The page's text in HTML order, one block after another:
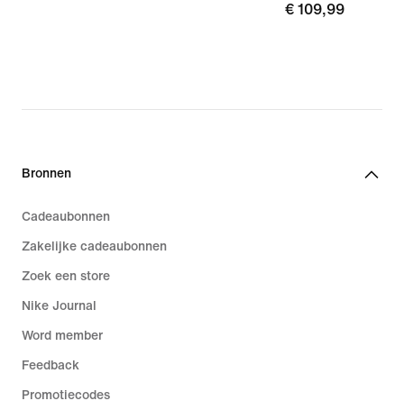
€ 109,99
€ 109,99
Bronnen
Cadeaubonnen
Zakelijke cadeaubonnen
Zoek een store
Nike Journal
Word member
Feedback
Promotiecodes